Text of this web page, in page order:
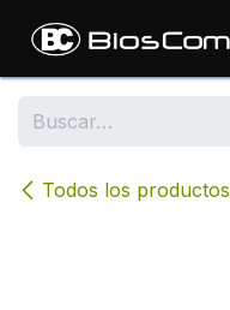
Todos los productos